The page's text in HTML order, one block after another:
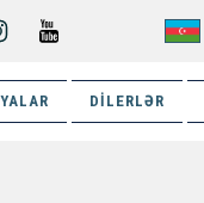
DILERLƏR